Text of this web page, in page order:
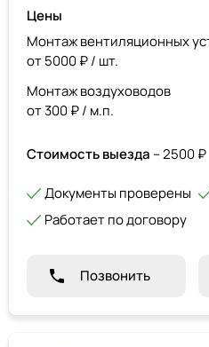
Цены
Монтаж вентиляционных
от 5000 ₽ / шт.
Монтаж воздуховодов
от 300 ₽ / м.п.
Стоимость выезда – 2500 ₽
Документы проверены
Работает по договору
Позвонить